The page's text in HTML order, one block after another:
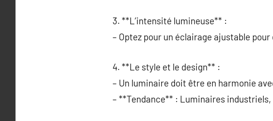
3. **L’intensité lumineuse** :
– Optez pour un éclairage ajustable
4. **Le style et le design** :
– Un luminaire doit être en harmonie
– **Tendance** : Luminaires